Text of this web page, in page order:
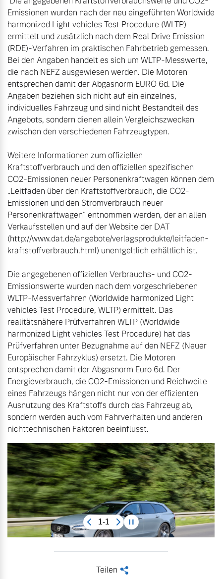
Emissionen wurden nach der neu eingeführten Worldwide
harmonized Light vehicles Test Procedure (WLTP)
ermittelt und zusätzlich nach dem Real Drive Emission
(RDE)-Verfahren im praktischen Fahrbetrieb gemessen.
Bei den Angaben handelt es sich um WLTP-Messwerte,
die nach NEFZ ausgewiesen werden. Die Motoren
entsprechen damit der Abgasnorm EURO 6d. Die
Angaben beziehen sich nicht auf ein einzelnes,
individuelles Fahrzeug und sind nicht Bestandteil des
Angebots, sondern dienen allein Vergleichszwecken
zwischen den verschiedenen Fahrzeugtypen.
Weitere Informationen zum offiziellen
Kraftstoffverbrauch und den offiziellen spezifischen
CO2-Emissionen neuer Personenkraftwagen können dem
„Leitfaden über den Kraftstoffverbrauch, die CO2-
Emissionen und den Stromverbrauch neuer
Personenkraftwagen“ entnommen werden, der an allen
Verkaufsstellen und auf der Website der DAT
(http://www.dat.de/angebote/verlagsprodukte/leitfaden-
kraftstoffverbrauch.html) unentgeltlich erhältlich ist.
Die angegebenen offiziellen Verbrauchs- und CO2-
Emissionswerte wurden nach dem vorgeschriebenen
WLTP-Messverfahren (Worldwide harmonized Light
vehicles Test Procedure, WLTP) ermittelt. Das
realitätsnähere Prüfverfahren WLTP (Worldwide
harmonized Light vehicles Test Procedure) hat das
Prüfverfahren unter Bezugnahme auf den NEFZ (Neuer
Europäischer Fahrzyklus) ersetzt. Die Motoren
entsprechen damit der Abgasnorm Euro 6d. Der
Energieverbrauch, die CO2-Emissionen und Reichweite
eines Fahrzeugs hängen nicht nur von der effizienten
Ausnutzung des Kraftstoffs durch das Fahrzeug ab,
sondern werden auch vom Fahrverhalten und anderen
nichttechnischen Faktoren beeinflusst.
1-1
Teilen <